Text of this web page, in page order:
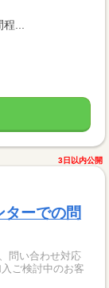
...
3日以内公開
ーでの問
問い合わせ対応
ご検討中のお客